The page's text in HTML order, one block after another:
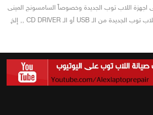
اجهزة اللاب توب الجديدة وخصوصاً السامسونج المينى
مشكلة عدم إقلاع اجهزة اللاب توب الجديدة من الـ USB أو الـ CD DRIVER ,, إلخ